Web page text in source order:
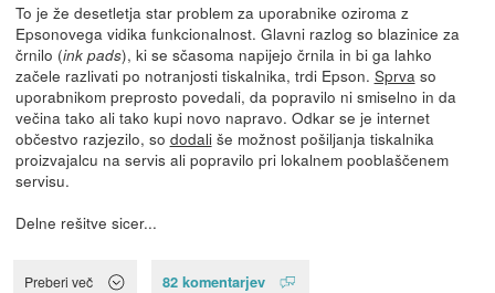
To je že desetletja star problem za uporabnike oziroma z
Epsonovega vidika funkcionalnost. Glavni razlog so blazinice za
črnilo (ink pads), ki se sčasoma napijejo črnila in bi ga lahko
začele razlivati po notranjosti tiskalnika, trdi Epson. Sprvaso
uporabnikom preprosto povedali, da popravilo ni smiselno in da
večina tako ali tako kupi novo napravo. Odkar se je internet
občestvo razjezilo, so dodališe možnost pošiljanja tiskalnika
proizvajalcu na servis ali popravilo pri lokalnem pooblaščenem
servisu.
Delne rešitve sicer...
Preberi več 82 komentarjev